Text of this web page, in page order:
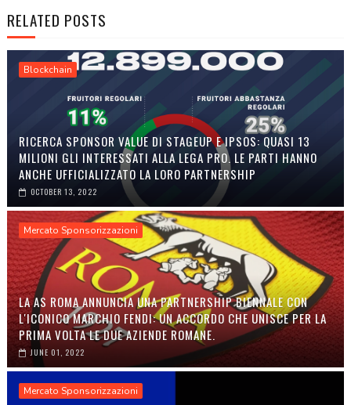
RELATED POSTS
Blockchain
RICERCA SPONSOR VALUE DI STAGEUP E IPSOS: QUASI 13
MILIONI GLI INTERESSATI ALLA LEGA PRO. LE PARTI HANNO
ANCHE UFFICIALIZZATO LA LORO PARTNERSHIP
OCTOBER 13, 2022
Mercato Sponsorizzazioni
LA AS ROMA ANNUNCIA UNA PARTNERSHIP BIENNALE CON
L'ICONICO MARCHIO FENDI: UN ACCORDO CHE UNISCE PER LA
PRIMA VOLTA LE DUE AZIENDE ROMANE.
JUNE 01, 2022
Mercato Sponsorizzazioni